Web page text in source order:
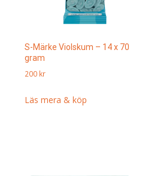
S-Märke Violskum – 14 x 70
gram
200 kr
Läs mera & köp